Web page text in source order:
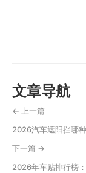
文章导航
← 上一篇
2026汽车遮阳挡哪
下一篇 →
2026年车贴排行榜